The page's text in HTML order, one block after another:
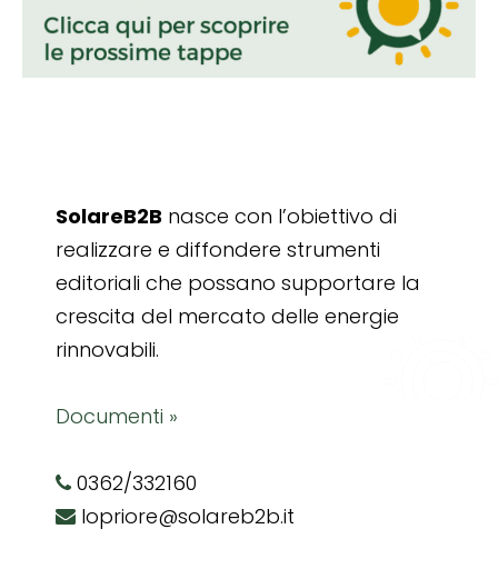
SolareB2B nasce con l’obiettivo di
realizzare e diffondere strumenti
editoriali che possano supportare la
crescita del mercato delle energie
rinnovabili.
Documenti »
0362/332160
lopriore@solareb2b.it